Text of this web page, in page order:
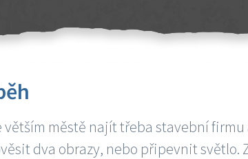
větším městě najít třeba stavební
dva obrazy, nebo připevnit světlo.